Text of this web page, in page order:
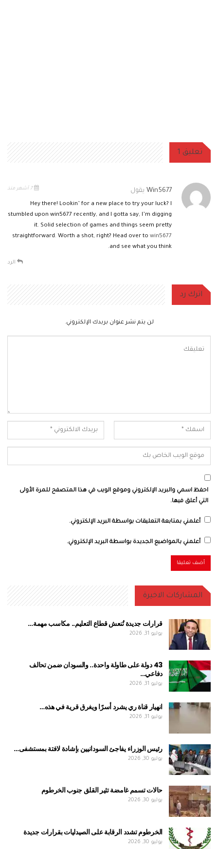
تعليق 1
Win5677 يقول
Hey there! Lookin’ for a new place to try your luck? I
stumbled upon win5677 recently, and I gotta say, I’m digging
it. Solid selection of games and things seem pretty
straightforward. Worth a shot, right? Head over to win5677
and see what you think.
الرد
اترك رد
لن يتم نشر عنوان بريدك الإلكتروني.
احفظ اسمي والبريد الإلكتروني وموقع الويب في هذا المتصفح للمرة الأولى
التي أعلق فيها.
أعلمني بمتابعة التعليقات بواسطة البريد الإلكتروني.
أعلمني بالمواضيع الجديدة بواسطة البريد الإلكتروني.
المشاركات الاخيرة
قرارات جديدة تُنعش قطاع التعليم.. مكاسب مهمة…
يوليو 31, 2026
43 دولة على طاولة واحدة.. والسودان ضمن تحالف
دفاعي…
يوليو 31, 2026
انهيار قناة ري يشرد أسرًا ويغرق قرية في هذه…
يوليو 31, 2026
رئيس الوزراء يفاجئ السودانيين بإشادة لافتة بمستشفى…
يوليو 30, 2026
حالات تسمم غامضة تثير القلق جنوب الخرطوم
يوليو 30, 2026
الخرطوم تشدد الرقابة على الصيدليات بقرارات جديدة
يوليو 30, 2026